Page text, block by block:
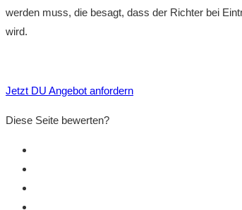
werden muss, die besagt, dass der Richter bei
wird.
Jetzt DU Angebot anfordern
Diese Seite bewerten?